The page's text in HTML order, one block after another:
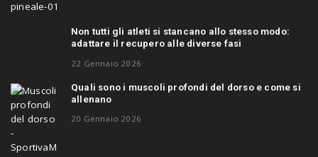
Non tutti gli atleti si stancano allo stesso modo:
adattare il recupero alle diverse fasi
22 Gennaio 2026
Quali sono i muscoli profondi del dorso e come si
allenano
20 Gennaio 2026